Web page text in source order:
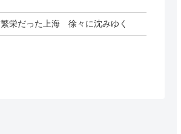
繁栄だった上海 徐々に沈みゆく